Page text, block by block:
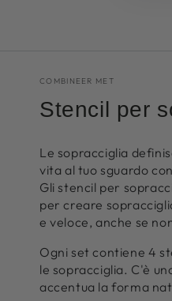
COMBINEER MET
Stencil per
Le sopracciglia
vita al tuo sguardo
Gli stencil per
per creare
e veloce, anche se
Ogni set contiene 4
le sopracciglia. C'è
accentua la forma